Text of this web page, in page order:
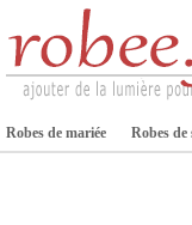
Robes de mariée Robes de